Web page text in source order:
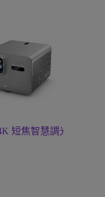
短焦智慧調光投影機